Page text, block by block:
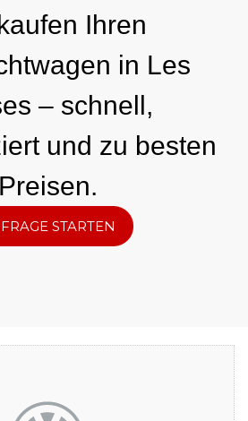
Ihren
in Les
– schnell,
und zu besten
Preisen.
STARTEN